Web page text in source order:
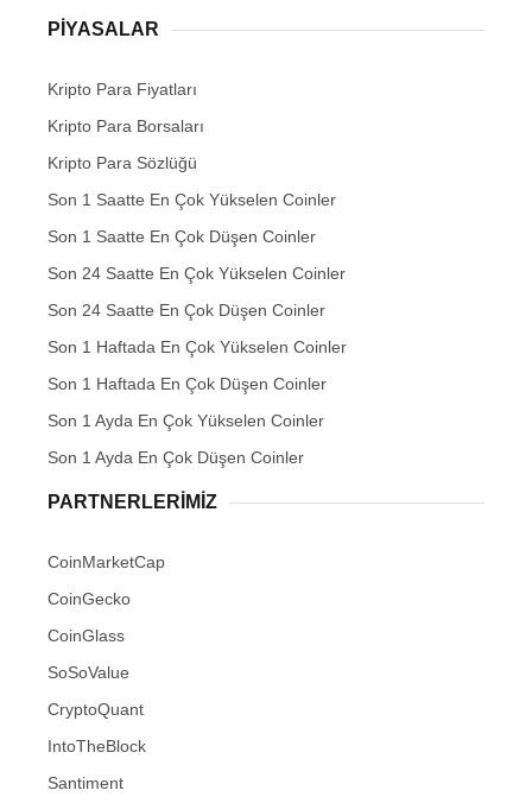
PIYASALAR
Kripto Para Fiyatları
Kripto Para Borsaları
Kripto Para Sözlüğü
Son 1 Saatte En Çok Yükselen Coinler
Son 1 Saatte En Çok Düşen Coinler
Son 24 Saatte En Çok Yükselen Coinler
Son 24 Saatte En Çok Düşen Coinler
Son 1 Haftada En Çok Yükselen Coinler
Son 1 Haftada En Çok Düşen Coinler
Son 1 Ayda En Çok Yükselen Coinler
Son 1 Ayda En Çok Düşen Coinler
PARTNERLERIMIZ
CoinMarketCap
CoinGecko
CoinGlass
SoSoValue
CryptoQuant
IntoTheBlock
Santiment